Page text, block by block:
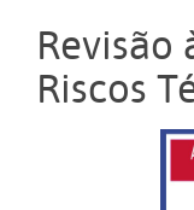
Revisão
Riscos